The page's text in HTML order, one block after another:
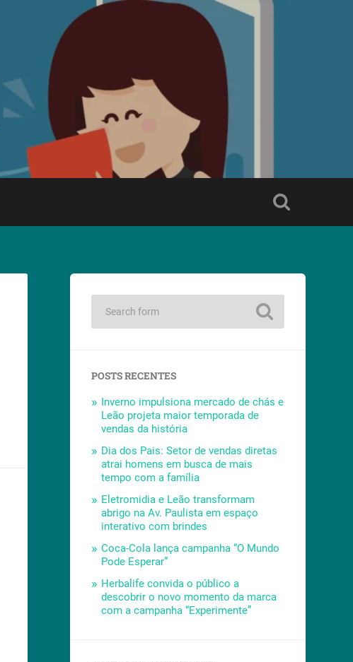
POSTS RECENTES
Inverno impulsiona mercado de chás e
Leão projeta maior temporada de
vendas da história
Dia dos Pais: Setor de vendas diretas
atrai homens em busca de mais
tempo com a família
Eletromidia e Leão transformam
abrigo na Av. Paulista em espaço
interativo com brindes
Coca-Cola lança campanha “O Mundo
Pode Esperar”
Herbalife convida o público a
descobrir o novo momento da marca
com a campanha “Experimente”